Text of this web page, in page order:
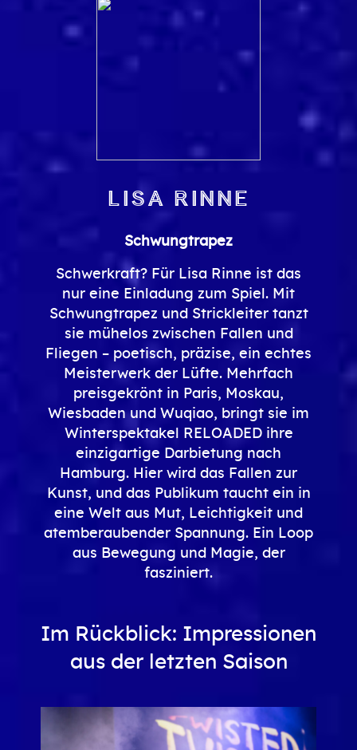
Lisa Rinne
Schwungtrapez
Schwerkraft? Für Lisa Rinne ist das
nur eine Einladung zum Spiel. Mit
Schwungtrapez und Strickleiter tanzt
sie mühelos zwischen Fallen und
Fliegen – poetisch, präzise, ein echtes
Meisterwerk der Lüfte. Mehrfach
preisgekrönt in Paris, Moskau,
Wiesbaden und Wuqiao, bringt sie im
Winterspektakel RELOADED ihre
einzigartige Darbietung nach
Hamburg. Hier wird das Fallen zur
Kunst, und das Publikum taucht ein in
eine Welt aus Mut, Leichtigkeit und
atemberaubender Spannung. Ein Loop
aus Bewegung und Magie, der
fasziniert.
Im Rückblick: Impressionen
aus der letzten Saison